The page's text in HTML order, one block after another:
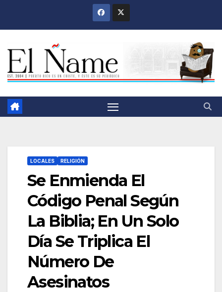
LOCALES RELIGIÓN
Se Enmienda El
Código Penal Según
La Biblia; En Un Solo
Día Se Triplica El
Número De
Asesinatos